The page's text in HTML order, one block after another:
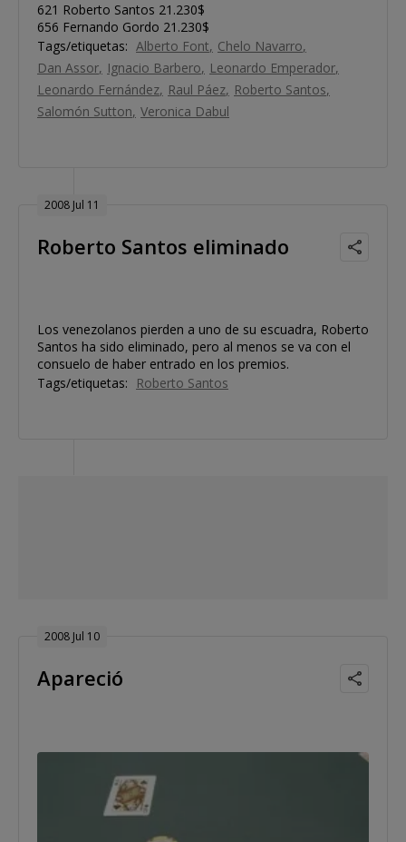
621 Roberto Santos 21.230$
656 Fernando Gordo 21.230$
Tags/etiquetas: Alberto Font Chelo Navarro
Dan Assor Ignacio Barbero
Leonardo Emperador
Leonardo Fernández Raul Páez Roberto Santos
Salomón Sutton Veronica Dabul
2008 Jul 11
Roberto Santos eliminado
Los venezolanos pierden a uno de su escuadra, Roberto
Santos ha sido eliminado, pero al menos se va con el
consuelo de haber entrado en los premios.
Tags/etiquetas:
Roberto Santos
2008 Jul 10
Apareció